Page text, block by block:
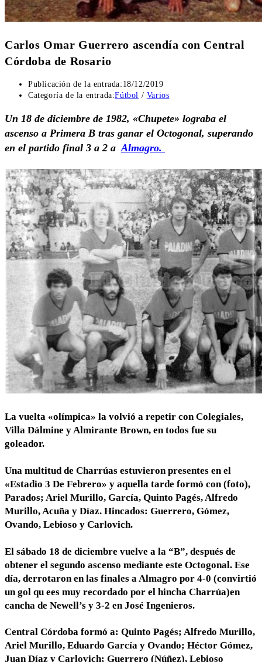
Carlos Omar Guerrero ascendía con Central
Córdoba de Rosario
Publicación de la entrada: 18/12/2019
Categoría de la entrada:Fútbol / Varios
Un 18 de diciembre de 1982, «Chupete» lograba el
ascenso a Primera B tras ganar el Octogonal, superando
en el partido final 3 a 2 aAlmagro.
La vuelta «olímpica» la volvió a repetir con Colegiales,
Villa Dálmine y Almirante Brown, en todos fue su
goleador.
Una multitud de Charrúas estuvieron presentes en el
«Estadio 3 De Febrero» y aquella tarde formó con (foto),
Parados; Ariel Murillo, García, Quinto Pagés, Alfredo
Murillo, Acuña y Díaz. Hincados: Guerrero, Gómez,
Ovando, Lebioso y Carlovich.
El sábado 18 de diciembre vuelve a la “B”, después de
obtener el segundo ascenso mediante este Octogonal. Ese
día, derrotaron en las finales a Almagro por 4-0 (convirtió
un gol qu ees muy recordado por el hincha Charrúa)en
cancha de Newell’s y 3-2 en José Ingenieros.
Central Córdoba formó a: Quinto Pagés; Alfredo Murillo,
Ariel Murillo, Eduardo García y Ovando; Héctor Gómez,
Juan Díaz y Carlovich; Guerrero (Núñez), Lebioso